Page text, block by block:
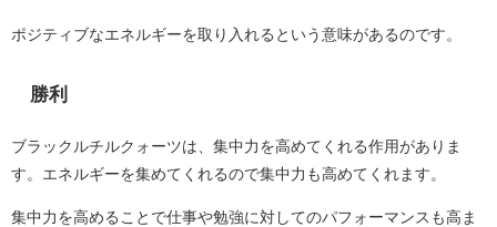
ポジティブなエネルギーを取り入れるという意味があるのです。
勝利
ブラックルチルクォーツは、集中力を高めてくれる作用がありま
す。エネルギーを集めてくれるので集中力も高めてくれます。
集中力を高めることで仕事や勉強に対してのパフォーマンスも高ま